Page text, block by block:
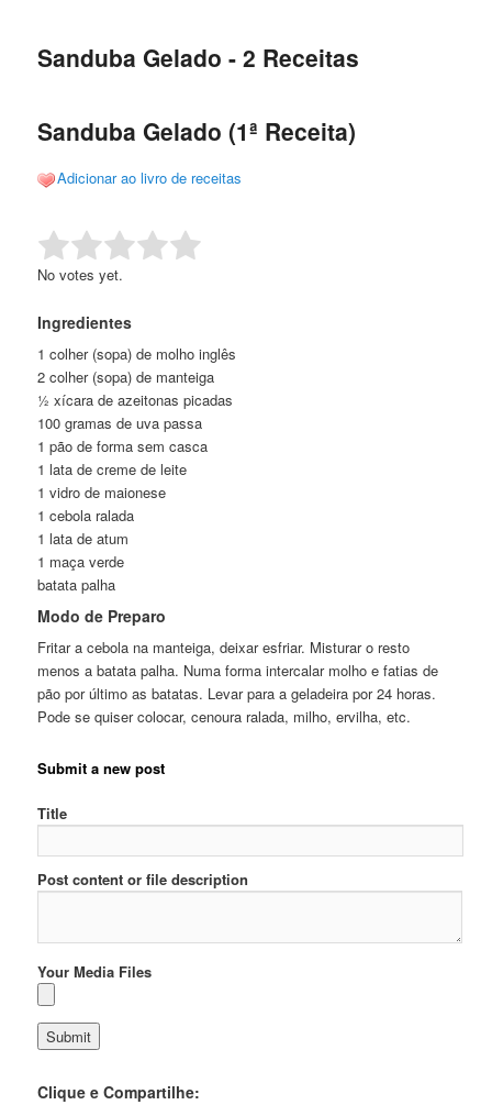
conteúdo
conteúdo
Sanduba Gelado - 2 Receitas
Sanduba Gelado (1ª Receita)
Adicionar ao livro de receitas
Rate this item: Submit Rating
No votes yet.
Ingredientes
1 colher (sopa) de molho inglês
2 colher (sopa) de manteiga
½ xícara de azeitonas picadas
100 gramas de uva passa
1 pão de forma sem casca
1 lata de creme de leite
1 vidro de maionese
1 cebola ralada
1 lata de atum
1 maça verde
batata palha
Modo de Preparo
Fritar a cebola na manteiga, deixar esfriar. Misturar o resto
menos a batata palha. Numa forma intercalar molho e fatias de
pão por último as batatas. Levar para a geladeira por 24 horas.
Pode se quiser colocar, cenoura ralada, milho, ervilha, etc.
Submit a new post
Title
Post content or file description
Your Media Files
Clique e Compartilhe: